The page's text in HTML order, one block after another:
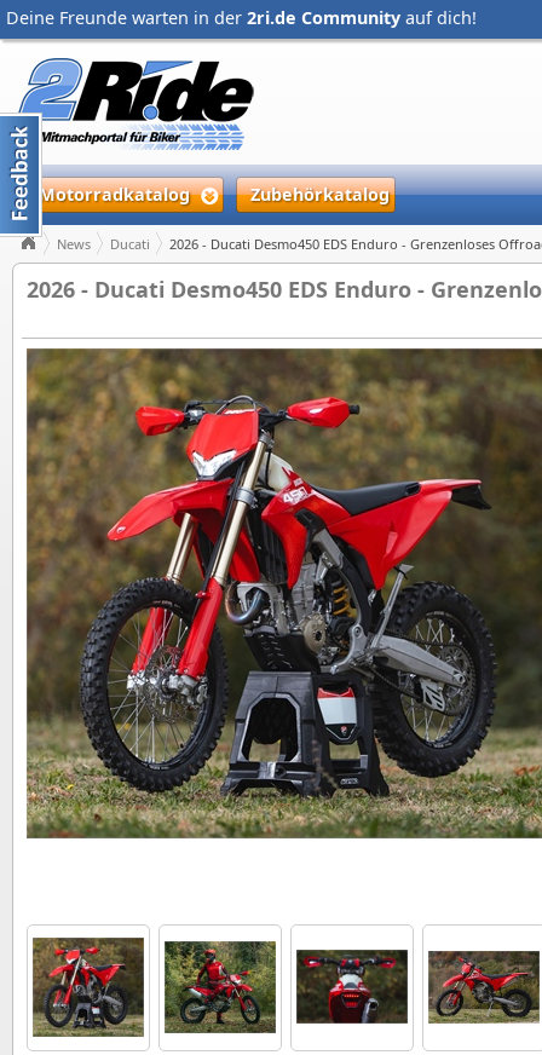
Deine Freunde warten in der 2ri.de Community auf dich!
Motorradkatalog Zubehörkatalog
News Ducati 2026 - Ducati Desmo450 EDS Enduro - Grenzenloses
2026 - Ducati Desmo450 EDS Enduro -